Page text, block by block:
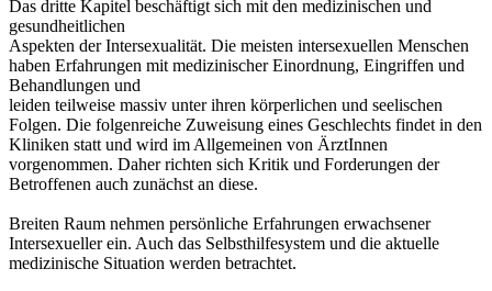
Das dritte Kapitel beschäftigt sich mit den medizinischen und
gesundheitlichen
Aspekten der Intersexualität. Die meisten intersexuellen Menschen
haben Erfahrungen mit medizinischer Einordnung, Eingriffen und
Behandlungen und
leiden teilweise massiv unter ihren körperlichen und seelischen
Folgen. Die folgenreiche Zuweisung eines Geschlechts findet in den
Kliniken statt und wird im Allgemeinen von ÄrztInnen
vorgenommen. Daher richten sich Kritik und Forderungen der
Betroffenen auch zunächst an diese.
Breiten Raum nehmen persönliche Erfahrungen erwachsener
Intersexueller ein. Auch das Selbsthilfesystem und die aktuelle
medizinische Situation werden betrachtet.